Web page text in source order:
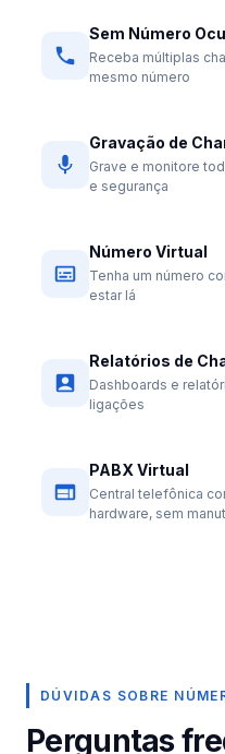
Sem Número
Receba múltiplas
mesmo número
Gravação de
Grave e monitore
e segurança
Número Virtual
Tenha um número
estar lá
Relatórios de
Dashboards e
ligações
PABX Virtual
Central telefônica
hardware, sem
DÚVIDAS SOBRE
Perguntas